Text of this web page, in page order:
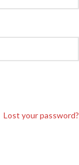
Lost your password?